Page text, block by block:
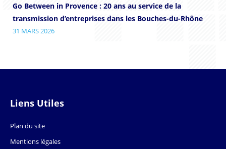
Go Between in Provence : 20 ans au service de la
transmission d’entreprises dans les Bouches-du-Rhône
31 MARS 2026
Liens Utiles
Plan du site
Mentions légales